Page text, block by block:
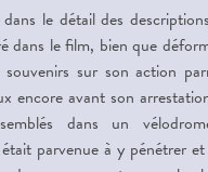
dans le détail des
dans le film, bien que
souvenirs sur son action
encore avant son
dans un
parvenue à y pénétrer et